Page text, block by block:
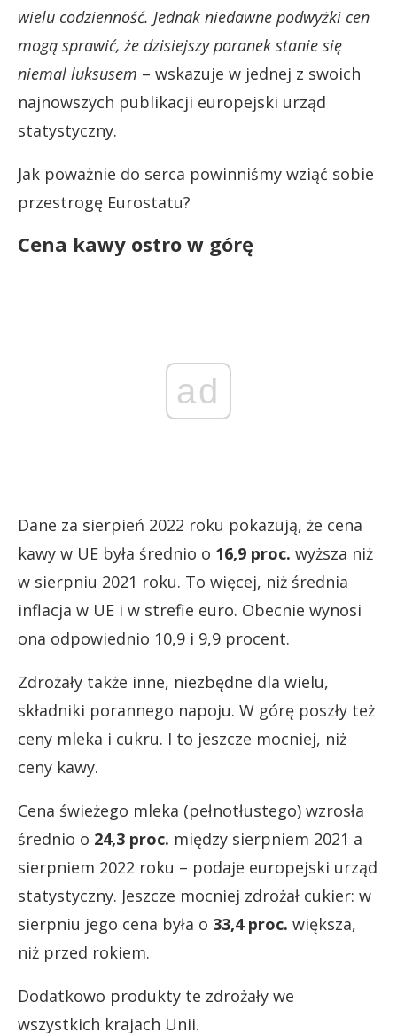
wielu codzienność. Jednak niedawne podwyżki cen
mogą sprawić, że dzisiejszy poranek stanie się
niemal luksusem – wskazuje w jednej z swoich
najnowszych publikacji europejski urząd
statystyczny.
Jak poważnie do serca powinniśmy wziąć sobie
przestrogę Eurostatu?
Cena kawy ostro w górę
ad
Dane za sierpień 2022 roku pokazują, że cena
kawy w UE była średnio o 16,9 proc. wyższa niż
w sierpniu 2021 roku. To więcej, niż średnia
inflacja w UE i w strefie euro. Obecnie wynosi
ona odpowiednio 10,9 i 9,9 procent.
Zdrożały także inne, niezbędne dla wielu,
składniki porannego napoju. W górę poszły też
ceny mleka i cukru. I to jeszcze mocniej, niż
ceny kawy.
Cena świeżego mleka (pełnotłustego) wzrosła
średnio o 24,3 proc. między sierpniem 2021 a
sierpniem 2022 roku – podaje europejski urząd
statystyczny. Jeszcze mocniej zdrożał cukier: w
sierpniu jego cena była o 33,4 proc. większa,
niż przed rokiem.
Dodatkowo produkty te zdrożały we
wszystkich krajach Unii.